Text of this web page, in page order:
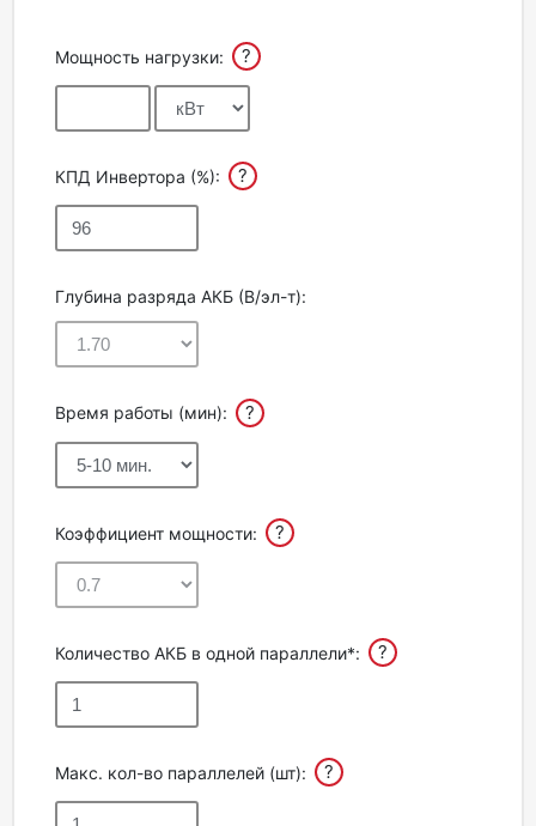
Мощность нагрузки: ?
КПД Инвертора (%): ?
Глубина разряда АКБ (В/эл-т):
Время работы (мин): ?
Коэффициент мощности: ?
Количество АКБ в одной параллели*: ?
Макс. кол-во параллелей (шт): ?